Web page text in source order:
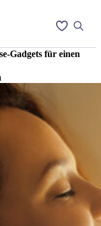
Gadgets für einen